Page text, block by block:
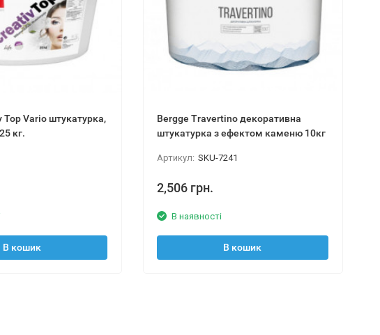
Top Vario штукатурка,
кг.
В кошик
Bergge Travertino декоративна
штукатурка з ефектом каменю 10кг
Артикул: SKU-7241
2,506 грн.
В наявності
В кошик